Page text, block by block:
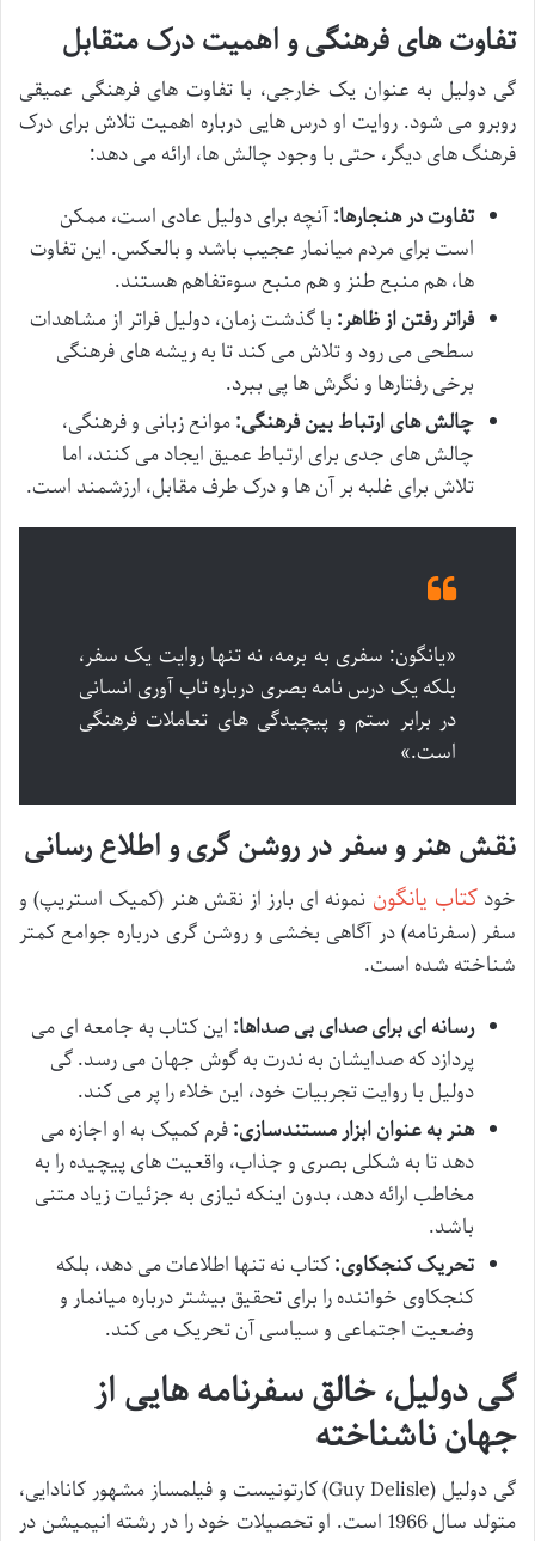
تفاوت های فرهنگی و اهمیت درک متقابل
گی دولیل به عنوان یک خارجی، با تفاوت های فرهنگی عمیقی
روبرو می شود. روایت او درس هایی درباره اهمیت تلاش برای درک
فرهنگ های دیگر، حتی با وجود چالش ها، ارائه می دهد:
تفاوت در هنجارها:آنچه برای دولیل عادی است، ممکن
است برای مردم میانمار عجیب باشد و بالعکس. این تفاوت
ها، هم منبع طنز و هم منبع سوءتفاهم هستند.
فراتر رفتن از ظاهر: با گذشت زمان، دولیل فراتر از مشاهدات
سطحی می رود و تلاش می کند تا به ریشه های فرهنگی
برخی رفتارها و نگرش ها پی ببرد.
چالش های ارتباط بین فرهنگی:موانع زبانی و فرهنگی،
چالش های جدی برای ارتباط عمیق ایجاد می کنند، اما
تلاش برای غلبه بر آن ها و درک طرف مقابل، ارزشمند است.
«یانگون: سفری به برمه، نه تنها روایت یک سفر،
بلکه یک درس نامه بصری درباره تاب آوری انسانی
در برابر ستم و پیچیدگی های تعاملات فرهنگی
است.»
نقش هنر و سفر در روشن گری و اطلاع رسانی
خودکتاب یانگون نمونه ای بارز از نقش هنر (کمیک استریپ) و
سفر (سفرنامه) در آگاهی بخشی و روشن گری درباره جوامع کمتر
شناخته شده است.
رسانه ای برای صدای بی صداها: این کتاب به جامعه ای می
پردازد که صدایشان به ندرت به گوش جهان می رسد. گی
دولیل با روایت تجربیات خود، این خلاء را پر می کند.
هنر به عنوان ابزار مستندسازی:فرم کمیک به او اجازه می
دهد تا به شکلی بصری و جذاب، واقعیت های پیچیده را به
مخاطب ارائه دهد، بدون اینکه نیازی به جزئیات زیاد متنی
باشد.
تحریک کنجکاوی:کتاب نه تنها اطلاعات می دهد، بلکه
کنجکاوی خواننده را برای تحقیق بیشتر درباره میانمار و
وضعیت اجتماعی و سیاسی آن تحریک می کند.
گی دولیل، خالق سفرنامه هایی از
جهان ناشناخته
گی دولیل (Guy Delisle) کارتونیست و فیلمساز مشهور کانادایی،
متولد سال 1966 است. او تحصیلات خود را در رشته انیمیشن در